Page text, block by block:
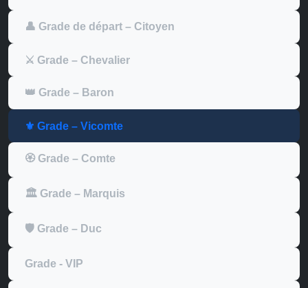
👤 Grade de départ – Citoyen
⚔️ Grade – Chevalier
👑 Grade – Baron
⚜️ Grade – Vicomte
🏵️ Grade – Comte
🏛️ Grade – Marquis
🛡️ Grade – Duc
Grade - VIP